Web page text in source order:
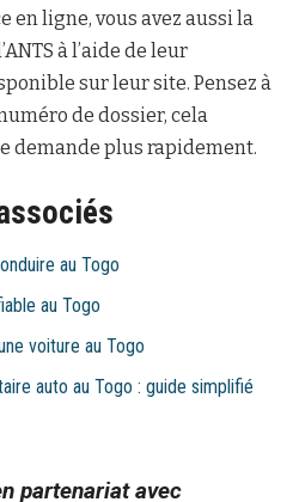
en ligne, vous avez aussi la
à l’aide de leur
sur leur site. Pensez à
de dossier, cela
demande plus rapidement.
au Togo
au Togo
voiture au Togo
auto au Togo : guide simplifié
partenariat avec